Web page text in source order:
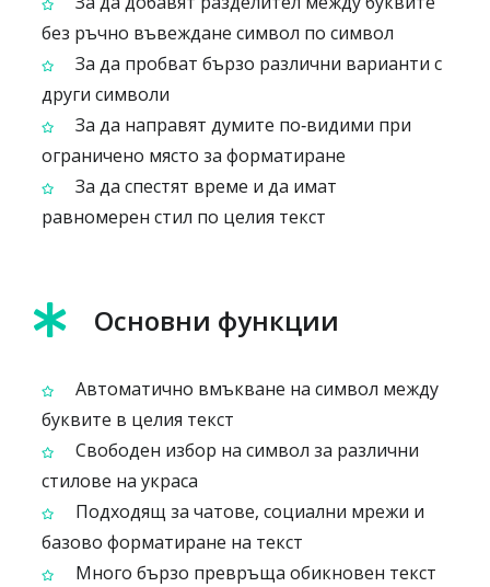
без ръчно въвеждане символ по символ
За да пробват бързо различни варианти с
други символи
За да направят думите по‑видими при
ограничено място за форматиране
За да спестят време и да имат
равномерен стил по целия текст
Основни функции
Автоматично вмъкване на символ между
буквите в целия текст
Свободен избор на символ за различни
стилове на украса
Подходящ за чатове, социални мрежи и
базово форматиране на текст
Много бързо превръща обикновен текст